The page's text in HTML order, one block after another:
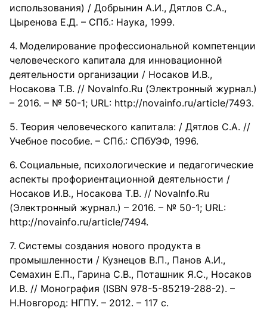
использования) / Добрынин А.И., Дятлов С.А.,
Цыренова Е.Д. – СПб.: Наука, 1999.
Моделирование профессиональной компетенции
человеческого капитала для инновационной
деятельности организации / Носаков И.В.,
Носакова Т.В. // NovaInfo.Ru (Электронный журнал.)
– 2016. – № 50-1; URL: http://novainfo.ru/article/7493.
Теория человеческого капитала: / Дятлов С.А. //
Учебное пособие. – СПб.: СПбУЭФ, 1996.
Социальные, психологические и педагогические
аспекты профориентационной деятельности /
Носаков И.В., Носакова Т.В. // NovaInfo.Ru
(Электронный журнал.) – 2016. – № 50-1; URL:
http://novainfo.ru/article/7494.
Системы создания нового продукта в
промышленности / Кузнецов В.П., Панов А.И.,
Семахин Е.П., Гарина С.В., Поташник Я.С., Носаков
И.В. // Монография (ISBN 978-5-85219-288-2). –
Н.Новгород: НГПУ. – 2012. – 117 с.